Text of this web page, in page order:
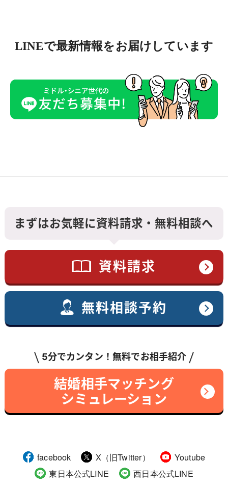
LINEで最新情報をお届けしています
まずはお気軽に資料請求・無料相談へ
資料請求
無料相談予約
5分でカンタン！無料でお相手紹介
結婚相手マッチング
シミュレーション
facebook X（旧Twitter）
Youtube
東日本公式LINE
西日本公式LINE